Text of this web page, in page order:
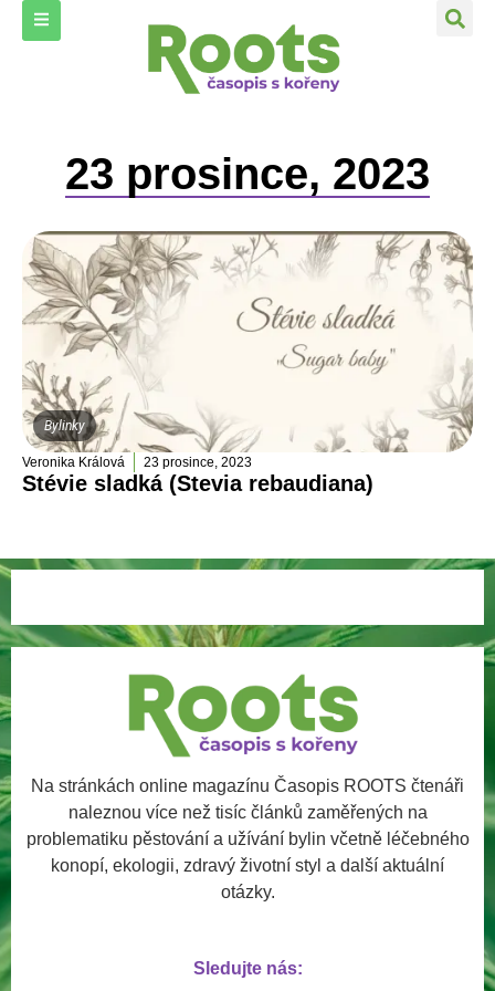
23 prosince, 2023
Bylinky
Veronika Králová 23 prosince, 2023
Stévie sladká (Stevia rebaudiana)
Na stránkách online magazínu Časopis ROOTS čtenáři
naleznou více než tisíc článků zaměřených na
problematiku pěstování a užívání bylin včetně léčebného
konopí, ekologii, zdravý životní styl a další aktuální
otázky.
Sledujte nás: